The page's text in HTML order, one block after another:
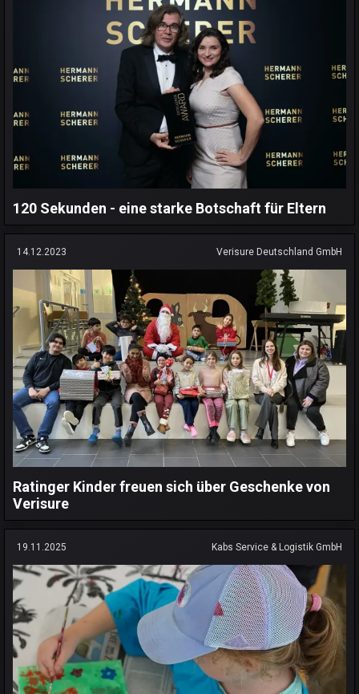
120 Sekunden - eine starke Botschaft für Eltern
14.12.2023 Verisure Deutschland GmbH
Ratinger Kinder freuen sich über Geschenke von
Verisure
19.11.2025 Kabs Service & Logistik GmbH